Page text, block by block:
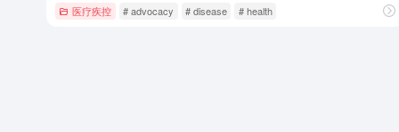
医疗疾控 # advocacy # disease # health